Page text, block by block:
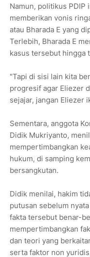
Namun, politikus PDIP
memberikan vonis
atau Bharada E yang
Terlebih, Bharada E
kasus tersebut
"Tapi di sisi lain kita
progresif agar Eliezer
sejajar, jangan Eliezer
Sementara, anggota
Didik Mukriyanto,
mempertimbangkan
hukum, di samping
bersangkutan.
Didik menilai, hakim
putusan sebelum
fakta tersebut benar-
mempertimbangkan
dan teori yang
serta faktor non